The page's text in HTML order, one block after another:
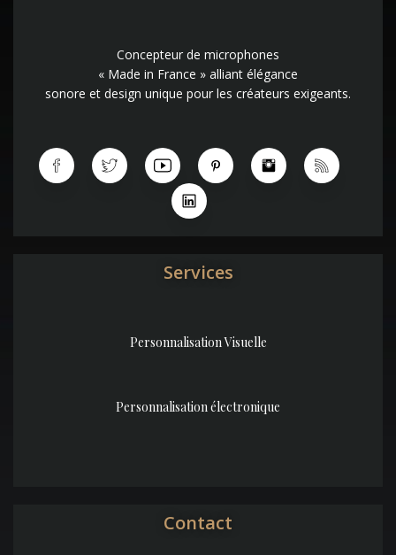
Concepteur de microphones
« Made in France » alliant élégance
sonore et design unique pour les créateurs exigeants.
Services
Personnalisation Visuelle
Personnalisation électronique
Contact